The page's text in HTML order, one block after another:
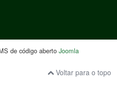
de código aberto Joomla
Voltar para o topo